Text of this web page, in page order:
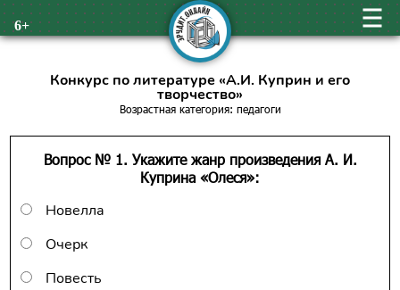
6+
Конкурс по литературе «А.И. Куприн и его
творчество»
Возрастная категория: педагоги
Вопрос № 1. Укажите жанр произведения А. И.
Куприна «Олеся»:
Новелла
Очерк
Повесть